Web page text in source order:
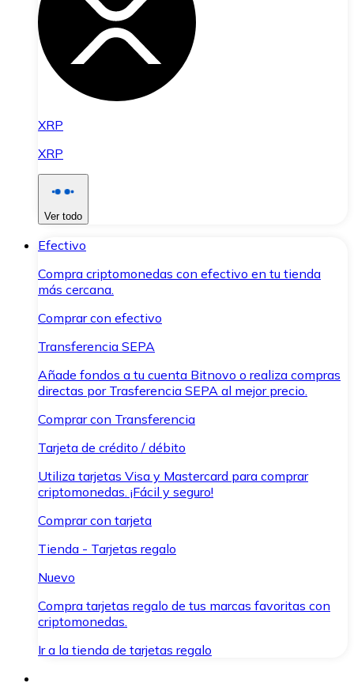
XRP
XRP
Ver todo
Efectivo
Compra criptomonedas con efectivo en tu tienda
más cercana.
Comprar con efectivo
Transferencia SEPA
Añade fondos a tu cuenta Bitnovo o realiza compras
directas por Trasferencia SEPA al mejor precio.
Comprar con Transferencia
Tarjeta de crédito / débito
Utiliza tarjetas Visa y Mastercard para comprar
criptomonedas. ¡Fácil y seguro!
Comprar con tarjeta
Tienda - Tarjetas regalo
Nuevo
Compra tarjetas regalo de tus marcas favoritas con
criptomonedas.
Ir a la tienda de tarjetas regalo